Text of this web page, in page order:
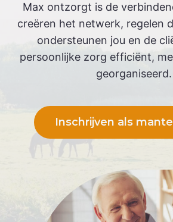
Max ontzorgt is de
creëren het netwerk, regelen
ondersteunen jou en de
persoonlijke zorg efficiënt,
georganiseerd.
Inschrijven als